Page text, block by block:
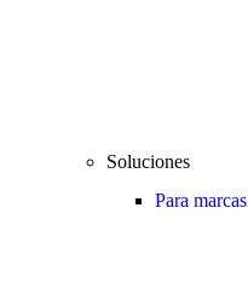
Soluciones
Para marcas